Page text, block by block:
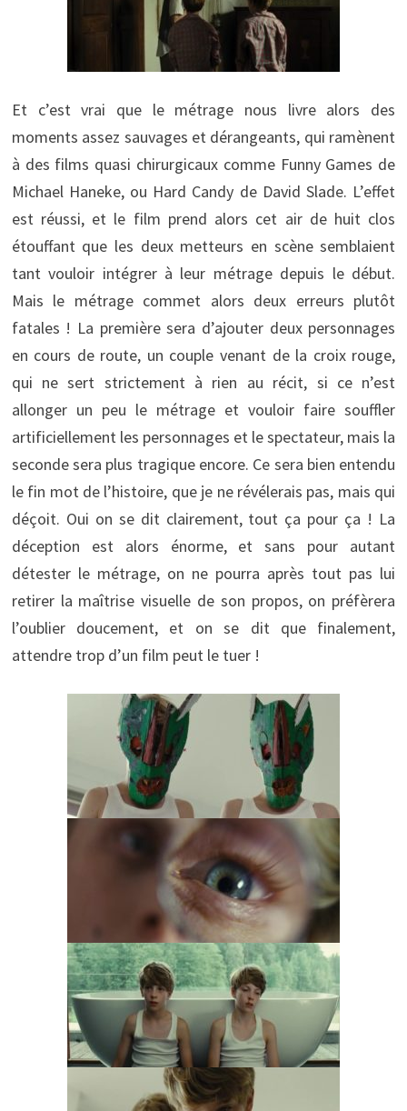
Et c’est vrai que le métrage nous livre alors des
moments assez sauvages et dérangeants, qui ramènent
à des films quasi chirurgicaux comme Funny Games de
Michael Haneke, ou Hard Candy de David Slade. L’effet
est réussi, et le film prend alors cet air de huit clos
étouffant que les deux metteurs en scène semblaient
tant vouloir intégrer à leur métrage depuis le début.
Mais le métrage commet alors deux erreurs plutôt
fatales ! La première sera d’ajouter deux personnages
en cours de route, un couple venant de la croix rouge,
qui ne sert strictement à rien au récit, si ce n’est
allonger un peu le métrage et vouloir faire souffler
artificiellement les personnages et le spectateur, mais la
seconde sera plus tragique encore. Ce sera bien entendu
le fin mot de l’histoire, que je ne révélerais pas, mais qui
déçoit. Oui on se dit clairement, tout ça pour ça ! La
déception est alors énorme, et sans pour autant
détester le métrage, on ne pourra après tout pas lui
retirer la maîtrise visuelle de son propos, on préfèrera
l’oublier doucement, et on se dit que finalement,
attendre trop d’un film peut le tuer !